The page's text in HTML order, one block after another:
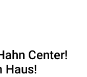
Center!
Haus!